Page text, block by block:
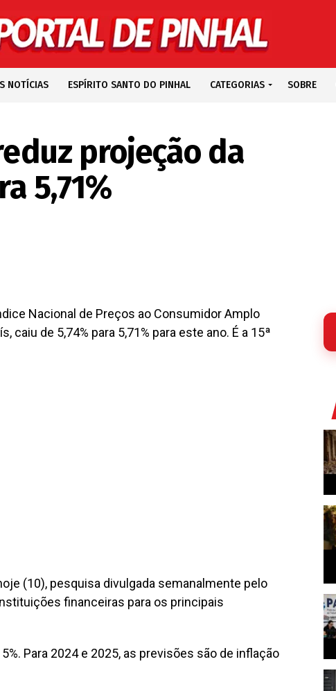
NOTÍCIAS ESPÍRITO SANTO DO PINHAL CATEGORIAS SOBRE
projeção da
5,71%
Nacional de Preços ao Consumidor Amplo
caiu de 5,74% para 5,71% para este ano. É a 15ª
(10), pesquisa divulgada semanalmente pelo
financeiras para os principais
Para 2024 e 2025, as previsões são de inflação